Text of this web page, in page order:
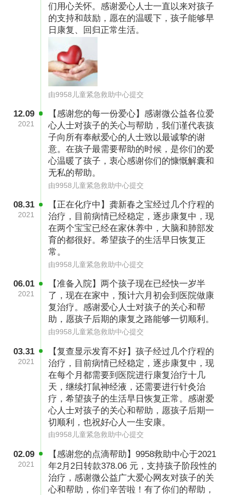
怀孕期间孩子们一直很正常，直到5月份，在孩
子早产前一个月，廉爽突然拉肚子，肚子疼。医
院保胎。可谁知住院保胎半个月，廉爽还是提前
羊水破了。“羊水破了，当时宝宝的脚都快露出来
了，医生说情况很危急，需要立马进行手术。”龚
新春回忆说，“一听手术我就慌了，那一刻觉得自
产科在4楼，手术室在2楼，情况危急的妻子直接
被推去了2楼。那个时候，龚新春只记得医生不
停地拿表单让他签字，脑子一片混乱的他都不知
道签了些啥。妻子被推进了手术室，他就在门外
开始了焦急地等待。等在门外的他，觉得时间漫
长而难熬，他不停地抽烟，可焦虑却丝毫没有得
到缓解。
们用心关怀。感谢爱心人士一直以来对孩子
的支持和鼓励，愿在的温暖下，孩子能够早
日康复、回归正常生活。
由9958儿童紧急救助中心提交
12.09
2021
【感谢您的每一份爱心】感谢微公益各位爱
心人士对孩子的关心与帮助，我们谨代表孩
子向所有奉献爱心的人士致以最诚挚的谢
意。在孩子最需要帮助的时候，是你们的爱
心温暖了孩子，衷心感谢你们的慷慨解囊和
无私的帮助。
由9958儿童紧急救助中心提交
08.31
2021
【正在化疗中】龚新春之宝经过几个疗程的
治疗，目前病情已经稳定，逐步康复中，现
在两个宝宝已经在家休养中，大脑和肺部发
育的都很好。希望孩子的生活早日恢复正
常。
由9958儿童紧急救助中心提交
06.01
2021
【准备入院】两个孩子现在已经快一岁半
了，现在在家中，预计六月初会到医院做康
复治疗。感谢爱心人士对孩子的关心和帮
助，愿孩子后期的康复之路能够一切顺利。
由9958儿童紧急救助中心提交
03.31
2021
【复查显示发育不好】孩子经过几个疗程的
治疗，目前病情已经稳定，逐步康复中，现
在每个月都需要到医院进行康复治疗十几
天，继续打鼠神经液，还需要进行针灸治
疗，希望孩子的生活早日恢复正常。感谢爱
心人士对孩子的关心和帮助，愿孩子后期一
切顺利，也祝好心人一生安康。
由9958儿童紧急救助中心提交
02.09
2021
【感谢您的点滴帮助】9958救助中心于2021
年2月2日转款378.06 元，支持孩子阶段性的
治疗，感谢微公益广大爱心网友对孩子的关
心和帮助，你们辛苦啦！有了你们的帮助，